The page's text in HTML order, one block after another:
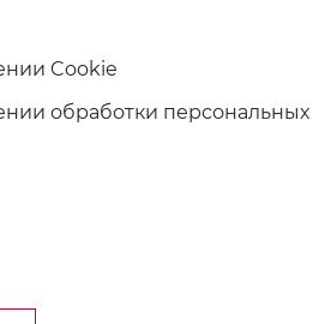
Cookie
обработки персональных